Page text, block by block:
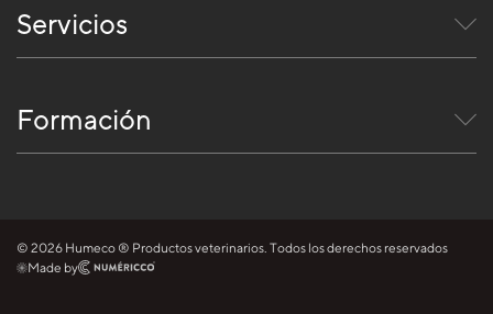
Servicios
Formación
© 2026 Humeco ® Productos veterinarios. Todos los derechos reservados
Made by